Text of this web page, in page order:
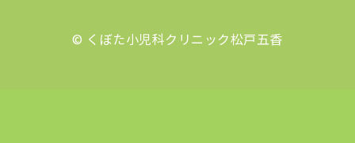
© くぼた小児科クリニック松戸五香